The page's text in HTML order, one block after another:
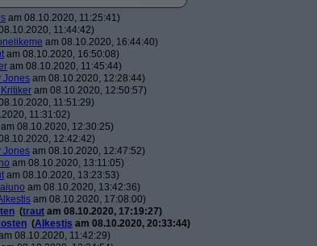
am 08.10.2020, 11:25:41)
11:44:42)
am 08.10.2020, 16:44:40)
am 08.10.2020, 16:50:08)
am 08.10.2020, 11:45:44)
Jones am 08.10.2020, 12:28:44)
am 08.10.2020, 12:50:57)
11:51:29)
11:31:02)
am 08.10.2020, 12:30:25)
12:42:42)
Jones am 08.10.2020, 12:47:52)
am 08.10.2020, 13:11:05)
am 08.10.2020, 13:23:53)
am 08.10.2020, 13:42:36)
am 08.10.2020, 17:08:00)
(traut am 08.10.2020, 17:19:27)
(Alkestis am 08.10.2020, 20:33:44)
08.10.2020, 11:42:29)